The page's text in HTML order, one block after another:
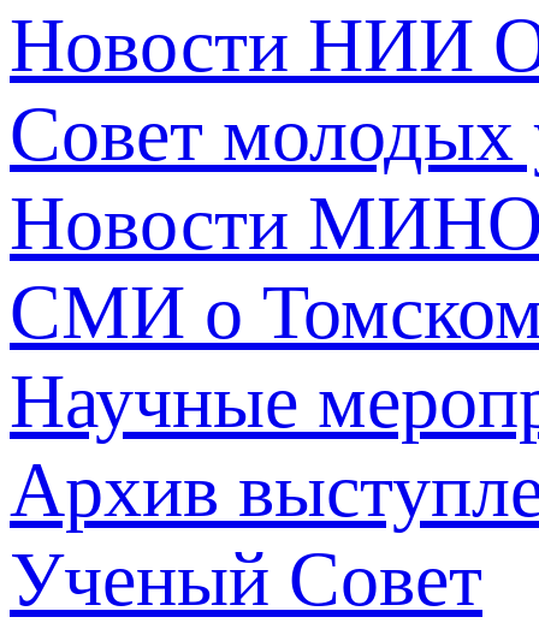
Новости НИИ
Совет молодых
Новости
СМИ о
Научные
Архив
Ученый Совет